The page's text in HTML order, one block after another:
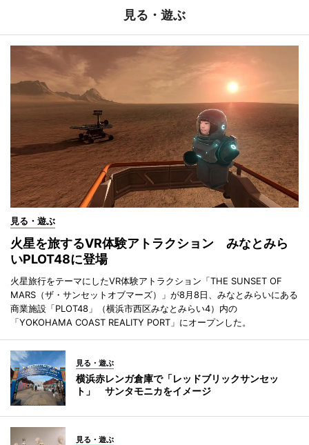
見る・遊ぶ
見る・遊ぶ
火星を旅するVR体験アトラクション みなとみら
いPLOT48に登場
火星旅行をテーマにしたVR体験アトラクション「THE SUNSET OF
MARS（ザ・サンセットオブマーズ）」が8月8日、みなとみらいにある
商業施設「PLOT48」（横浜市西区みなとみらい4）内の
「YOKOHAMA COAST REALITY PORT」にオープンした。
見る・遊ぶ
横浜赤レンガ倉庫で「レッドブリックサンセッ
ト」 サンタモニカをイメージ
見る・遊ぶ